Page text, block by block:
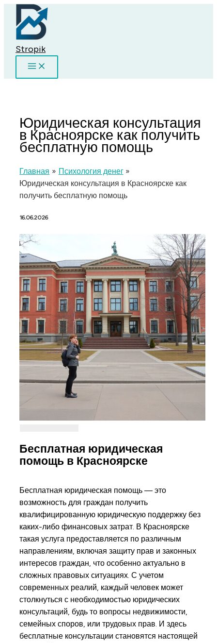
Перейти
содержимому
Stropik
Юридическая консультация
в Красноярске как получить
бесплатную помощь
Главная
Психология денег
Юридическая консультация в Красноярске как
получить бесплатную помощь
16.06.2026
Бесплатная юридическая
помощь в Красноярске
Бесплатная юридическая помощь — это
возможность для граждан получить
квалифицированную юридическую поддержку без
каких-либо финансовых затрат. В Красноярске
такая услуга предоставляется по различным
направлениям, включая защиту прав и законных
интересов граждан, что особенно актуально в
сложных правовых ситуациях. С учетом
современных реалий, каждый человек может
столкнуться с необходимостью юридических
консультаций, будь то вопросы недвижимости,
семейных споров, или трудовых прав. И здесь
бесплатные консультации становятся настоящей